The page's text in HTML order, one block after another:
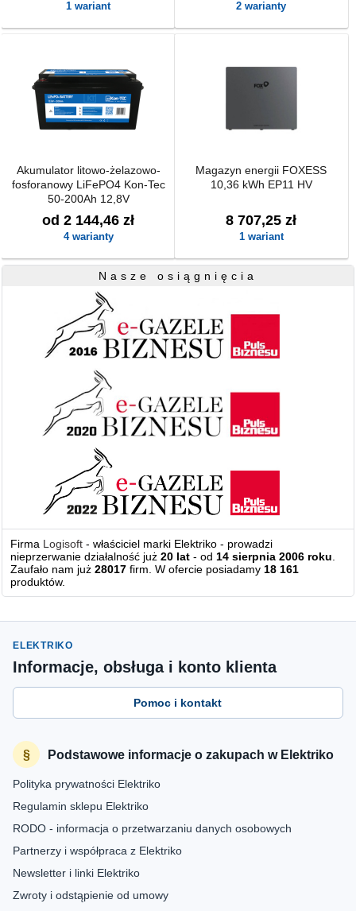
1 wariant 2 warianty
Akumulator litowo-żelazowo-
fosforanowy LiFePO4 Kon-Tec
50-200Ah 12,8V
od 2 144,46 zł
4 warianty
Magazyn energii FOXESS
10,36 kWh EP11 HV
8 707,25 zł
1 wariant
Nasze osiągnięcia
Firma Logisoft - właściciel marki Elektriko - prowadzi
nieprzerwanie działalność już20 lat - od14 sierpnia 2006 roku.
Zaufało nam już28017 firm. W ofercie posiadamy18 161
produktów.
ELEKTRIKO
Informacje, obsługa i konto klienta
Pomoc i kontakt
Podstawowe informacje o zakupach w Elektriko
Polityka prywatności Elektriko
Regulamin sklepu Elektriko
RODO - informacja o przetwarzaniu danych osobowych
Partnerzy i współpraca z Elektriko
Newsletter i linki Elektriko
Zwroty i odstąpienie od umowy